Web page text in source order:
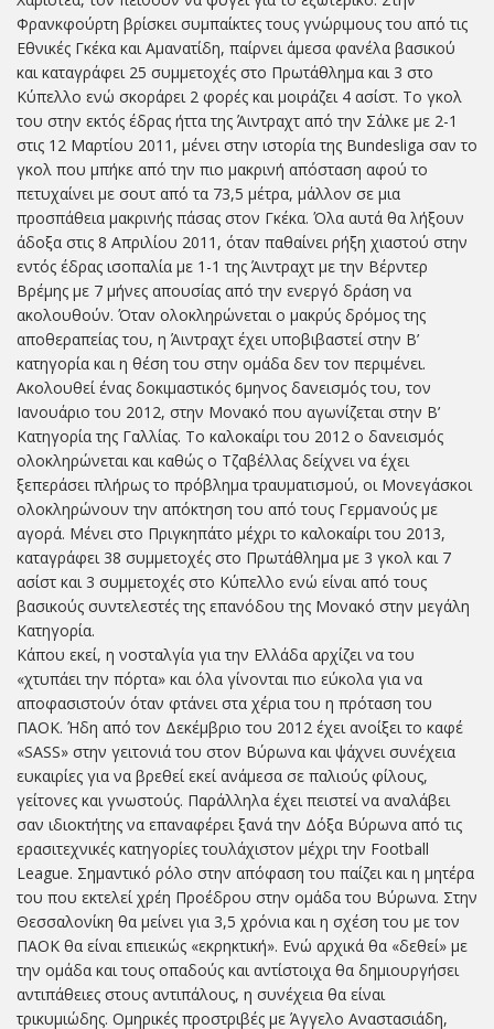
Φρανκφούρτη βρίσκει συμπαίκτες τους γνώριμους του από τις
Εθνικές Γκέκα και Αμανατίδη, παίρνει άμεσα φανέλα βασικού
και καταγράφει 25 συμμετοχές στο Πρωτάθλημα και 3 στο
Κύπελλο ενώ σκοράρει 2 φορές και μοιράζει 4 ασίστ. Το γκολ
του στην εκτός έδρας ήττα της Άιντραχτ από την Σάλκε με 2-1
στις 12 Μαρτίου 2011, μένει στην ιστορία της Bundesliga σαν το
γκολ που μπήκε από την πιο μακρινή απόσταση αφού το
πετυχαίνει με σουτ από τα 73,5 μέτρα, μάλλον σε μια
προσπάθεια μακρινής πάσας στον Γκέκα. Όλα αυτά θα λήξουν
άδοξα στις 8 Απριλίου 2011, όταν παθαίνει ρήξη χιαστού στην
εντός έδρας ισοπαλία με 1-1 της Άιντραχτ με την Βέρντερ
Βρέμης με 7 μήνες απουσίας από την ενεργό δράση να
ακολουθούν. Όταν ολοκληρώνεται ο μακρύς δρόμος της
αποθεραπείας του, η Άιντραχτ έχει υποβιβαστεί στην Β’
κατηγορία και η θέση του στην ομάδα δεν τον περιμένει.
Ακολουθεί ένας δοκιμαστικός 6μηνος δανεισμός του, τον
Ιανουάριο του 2012, στην Μονακό που αγωνίζεται στην Β’
Κατηγορία της Γαλλίας. Το καλοκαίρι του 2012 ο δανεισμός
ολοκληρώνεται και καθώς ο Τζαβέλλας δείχνει να έχει
ξεπεράσει πλήρως το πρόβλημα τραυματισμού, οι Μονεγάσκοι
ολοκληρώνουν την απόκτηση του από τους Γερμανούς με
αγορά. Μένει στο Πριγκηπάτο μέχρι το καλοκαίρι του 2013,
καταγράφει 38 συμμετοχές στο Πρωτάθλημα με 3 γκολ και 7
ασίστ και 3 συμμετοχές στο Κύπελλο ενώ είναι από τους
βασικούς συντελεστές της επανόδου της Μονακό στην μεγάλη
Κατηγορία.
Κάπου εκεί, η νοσταλγία για την Ελλάδα αρχίζει να του
«χτυπάει την πόρτα» και όλα γίνονται πιο εύκολα για να
αποφασιστούν όταν φτάνει στα χέρια του η πρόταση του
ΠΑΟΚ. Ήδη από τον Δεκέμβριο του 2012 έχει ανοίξει το καφέ
«SASS» στην γειτονιά του στον Βύρωνα και ψάχνει συνέχεια
ευκαιρίες για να βρεθεί εκεί ανάμεσα σε παλιούς φίλους,
γείτονες και γνωστούς. Παράλληλα έχει πειστεί να αναλάβει
σαν ιδιοκτήτης να επαναφέρει ξανά την Δόξα Βύρωνα από τις
ερασιτεχνικές κατηγορίες τουλάχιστον μέχρι την Football
League. Σημαντικό ρόλο στην απόφαση του παίζει και η μητέρα
του που εκτελεί χρέη Προέδρου στην ομάδα του Βύρωνα. Στην
Θεσσαλονίκη θα μείνει για 3,5 χρόνια και η σχέση του με τον
ΠΑΟΚ θα είναι επιεικώς «εκρηκτική». Ενώ αρχικά θα «δεθεί» με
την ομάδα και τους οπαδούς και αντίστοιχα θα δημιουργήσει
αντιπάθειες στους αντιπάλους, η συνέχεια θα είναι
τρικυμιώδης. Ομηρικές προστριβές με Άγγελο Αναστασιάδη,